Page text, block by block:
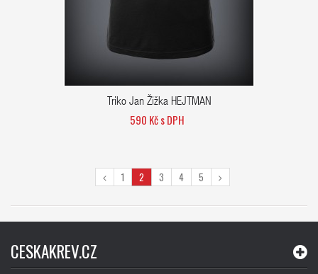
Triko Jan Žižka HEJTMAN
590 Kč s DPH
1 2 3 4 5
CESKAKREV.CZ